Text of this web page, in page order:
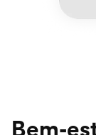
Bem-